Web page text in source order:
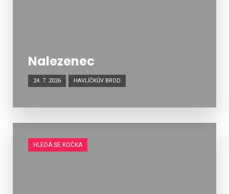
Nalezenec
24. 7. 2026 HAVLÍČKŮV BROD
HLEDÁ SE KOČKA